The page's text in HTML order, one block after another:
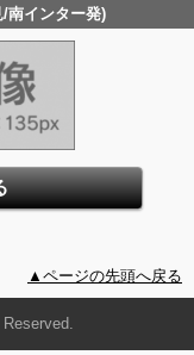
南インター発)
▲ページの先頭へ戻る